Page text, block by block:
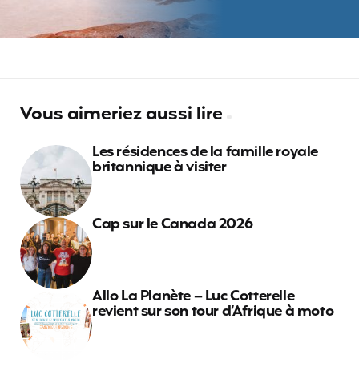
Vous aimeriez aussi lire
Les résidences de la famille royale
britannique à visiter
Cap sur le Canada 2026
Allo La Planète – Luc Cotterelle
revient sur son tour d’Afrique à moto